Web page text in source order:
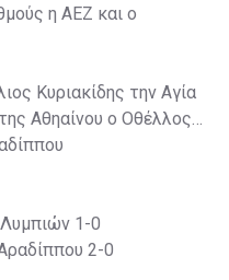
η ΑΕΖ και ο
Κυριακίδης την Αγία
Αθηαίνου ο Οθέλλος
1-0
2-0